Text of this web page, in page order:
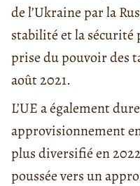
de l’Ukraine par la
stabilité et la sécurité
prise du pouvoir des
août 2021.
L’UE a également
approvisionnement
plus diversifié en
poussée vers un